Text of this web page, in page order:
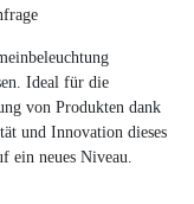
Ideal für die
von Produkten dank
und Innovation dieses
ein neues Niveau.